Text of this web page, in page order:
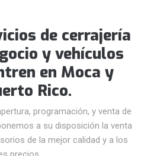
de cerrajería
y vehículos
en Moca y
Rico.
programación, y venta de
a su disposición la venta
de la mejor calidad y a los